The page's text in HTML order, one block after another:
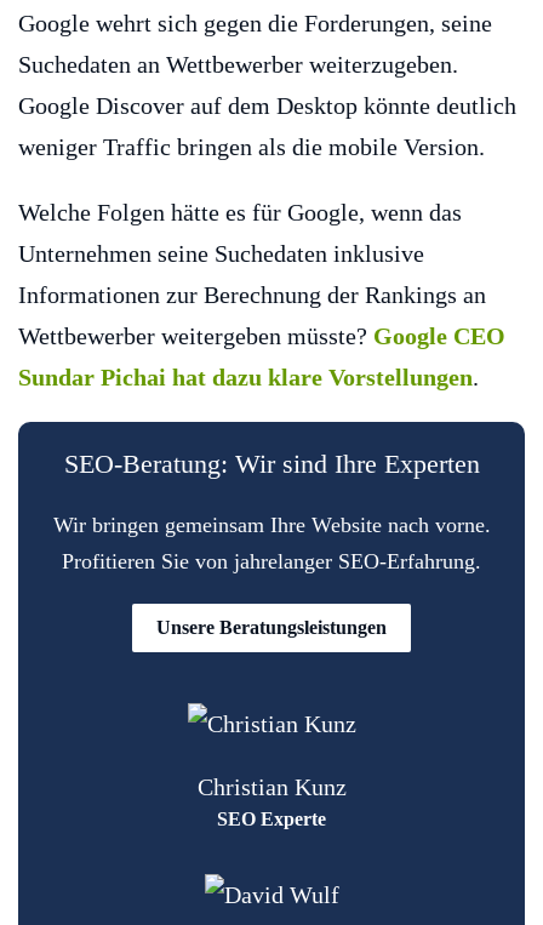
Google wehrt sich gegen die Forderungen, seine
Suchedaten an Wettbewerber weiterzugeben.
Google Discover auf dem Desktop könnte deutlich
weniger Traffic bringen als die mobile Version.
Welche Folgen hätte es für Google, wenn das
Unternehmen seine Suchedaten inklusive
Informationen zur Berechnung der Rankings an
Wettbewerber weitergeben müsste? Google CEO
Sundar Pichai hat dazu klare Vorstellungen.
SEO-Beratung: Wir sind Ihre Experten
Wir bringen gemeinsam Ihre Website nach vorne.
Profitieren Sie von jahrelanger SEO-Erfahrung.
Unsere Beratungsleistungen
Christian Kunz
SEO Experte